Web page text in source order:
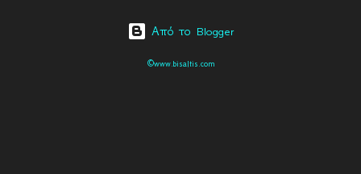
Από το Blogger
©www.bisaltis.com